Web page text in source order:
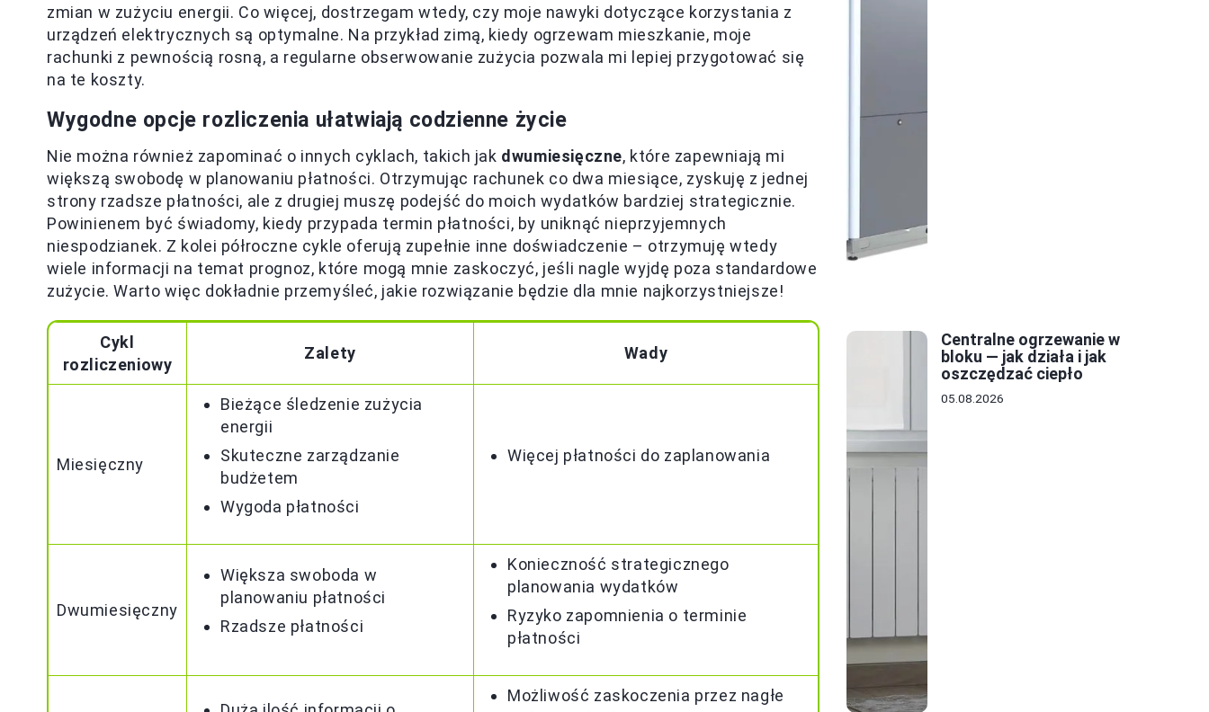
zmian w zużyciu energii. Co więcej, dostrzegam wtedy, czy moje nawyki dotyczące korzystania z
urządzeń elektrycznych są optymalne. Na przykład zimą, kiedy ogrzewam mieszkanie, moje
rachunki z pewnością rosną, a regularne obserwowanie zużycia pozwala mi lepiej przygotować się
na te koszty.
Wygodne opcje rozliczenia ułatwiają codzienne życie
Nie można również zapominać o innych cyklach, takich jak dwumiesięczne, które zapewniają mi
większą swobodę w planowaniu płatności. Otrzymując rachunek co dwa miesiące, zyskuję z jednej
strony rzadsze płatności, ale z drugiej muszę podejść do moich wydatków bardziej strategicznie.
Powinienem być świadomy, kiedy przypada termin płatności, by uniknąć nieprzyjemnych
niespodzianek. Z kolei półroczne cykle oferują zupełnie inne doświadczenie – otrzymuję wtedy
wiele informacji na temat prognoz, które mogą mnie zaskoczyć, jeśli nagle wyjdę poza standardowe
zużycie. Warto więc dokładnie przemyśleć, jakie rozwiązanie będzie dla mnie najkorzystniejsze!
Cykl
rozliczeniowy
Zalety Wady
Miesięczny
Bieżące śledzenie zużycia
energii
Skuteczne zarządzanie
budżetem
Wygoda płatności
Więcej płatności do zaplanowania
Dwumiesięczny
Większa swoboda w
planowaniu płatności
Rzadsze płatności
Konieczność strategicznego
planowania wydatków
Ryzyko zapomnienia o terminie
płatności
Możliwość zaskoczenia przez nagłe
Centralne ogrzewanie w
bloku — jak działa i jak
oszczędzać ciepło
05.08.2026